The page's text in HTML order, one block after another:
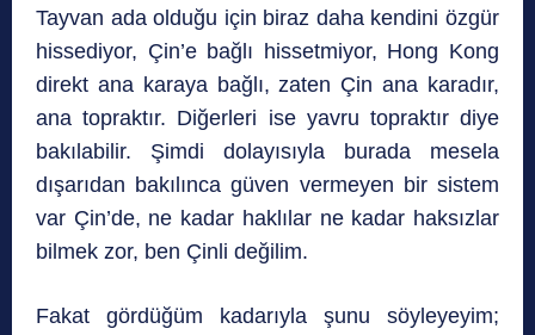
Tayvan ada olduğu için biraz daha kendini özgür
hissediyor, Çin’e bağlı hissetmiyor, Hong Kong
direkt ana karaya bağlı, zaten Çin ana karadır,
ana topraktır. Diğerleri ise yavru topraktır diye
bakılabilir. Şimdi dolayısıyla burada mesela
dışarıdan bakılınca güven vermeyen bir sistem
var Çin’de, ne kadar haklılar ne kadar haksızlar
bilmek zor, ben Çinli değilim.
Fakat gördüğüm kadarıyla şunu söyleyeyim;